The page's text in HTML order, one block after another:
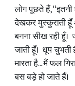
लोग पूछते हैं,
देखकर मुस्कुराती
बनना सीख रही
जाती हूँ। धूप
मारता है... मैं फल
बस बड़े हो जाते हैं।